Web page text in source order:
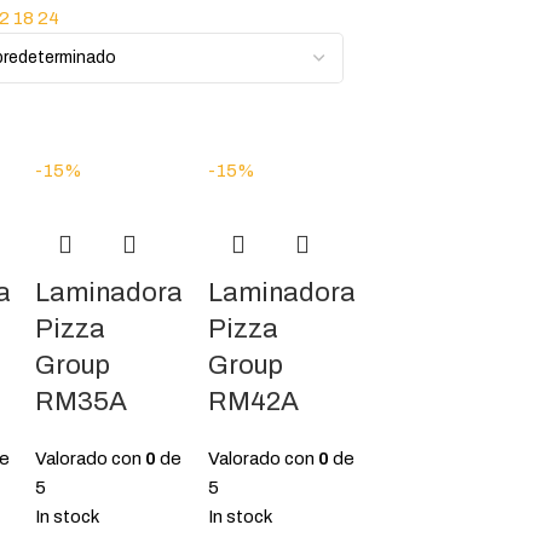
1824
-15%
Laminadora
Pizza
Group
RM35A
Valorado con 0 de
5
In stock
-15%
Laminadora
Pizza
Group
RM42A
Valorado con 0 de
5
In stock